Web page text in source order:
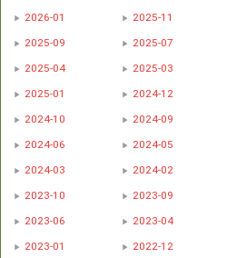
2026-01
2025-11
2025-09
2025-07
2025-04
2025-03
2025-01
2024-12
2024-10
2024-09
2024-06
2024-05
2024-03
2024-02
2023-10
2023-09
2023-06
2023-04
2023-01
2022-12